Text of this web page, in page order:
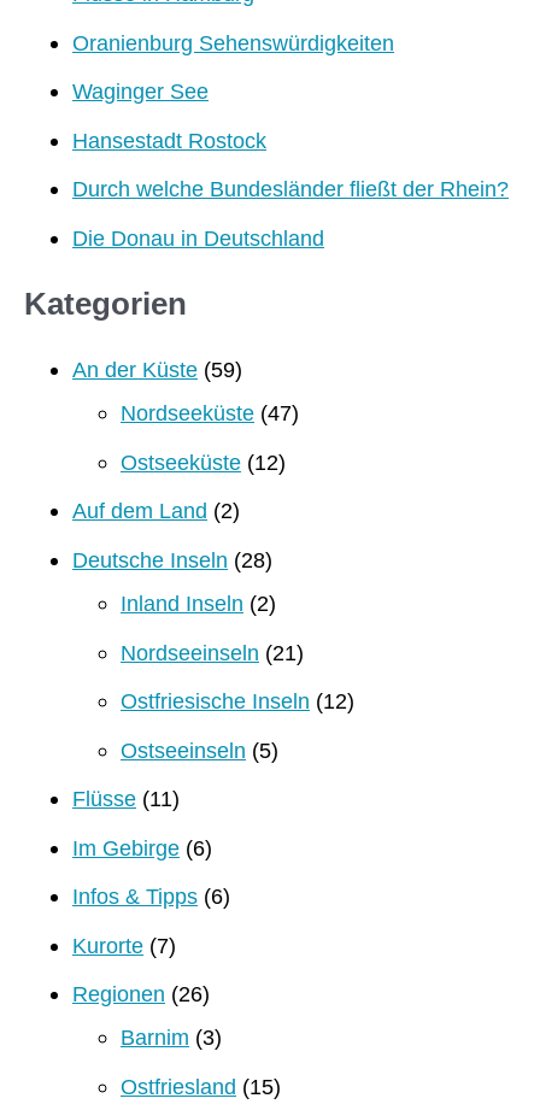
Oranienburg Sehenswürdigkeiten
Waginger See
Hansestadt Rostock
Durch welche Bundesländer fließt der Rhein?
Die Donau in Deutschland
Kategorien
An der Küste (59)
Nordseeküste (47)
Ostseeküste (12)
Auf dem Land (2)
Deutsche Inseln (28)
Inland Inseln (2)
Nordseeinseln (21)
Ostfriesische Inseln (12)
Ostseeinseln (5)
Flüsse (11)
Im Gebirge (6)
Infos & Tipps (6)
Kurorte (7)
Regionen (26)
Barnim (3)
Ostfriesland (15)